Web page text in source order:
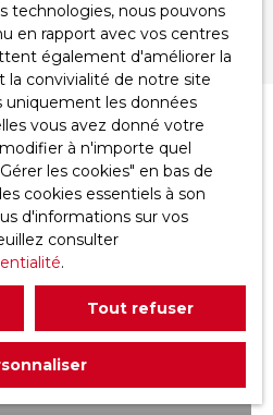
Rechercher
Créer une alerte
technologies, nous pouvons
en rapport avec vos centres
également d'améliorer la
la convivialité de notre site
uniquement les données
vous avez donné votre
à n'importe quel
les cookies″ en bas de
cookies essentiels à son
d'informations sur vos
consulter
.
Tout refuser